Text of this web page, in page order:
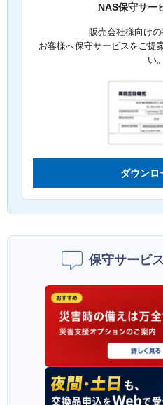
NAS保守サー
販売会社様向けの
お客様へ保守サービスをご提
い。
ダウンロ
保守サービ